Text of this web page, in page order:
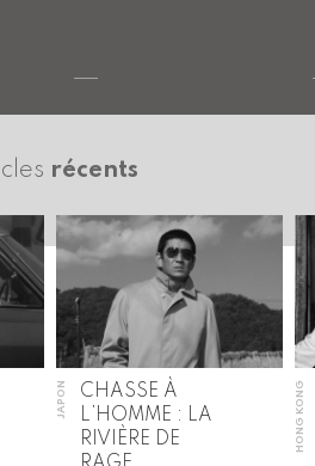
récents
JAPON
CHASSE À
L’HOMME : LA
RIVIÈRE DE
HONG KONG